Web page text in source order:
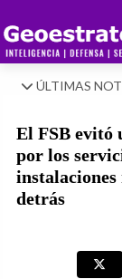
ÚLTIMAS
El FSB evitó
por los
detrás